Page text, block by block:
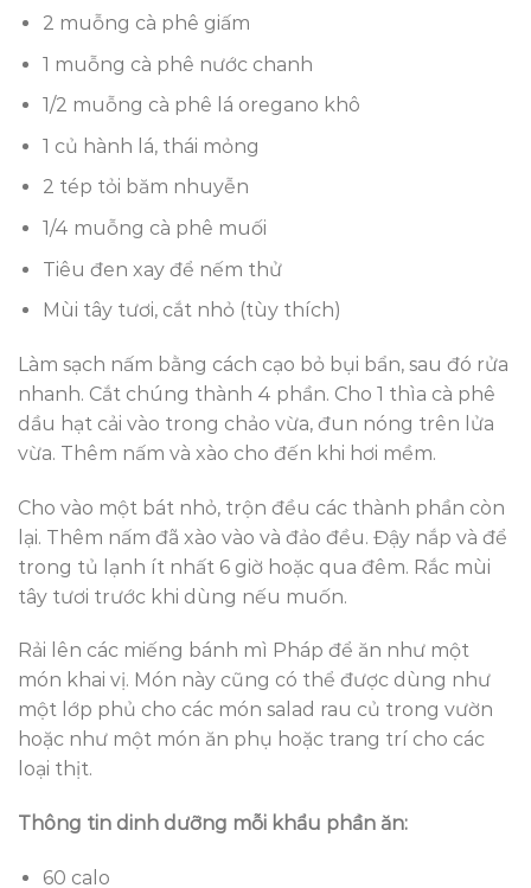
2 muỗng cà phê giấm
1 muỗng cà phê nước chanh
1/2 muỗng cà phê lá oregano khô
1 củ hành lá, thái mỏng
2 tép tỏi băm nhuyễn
1/4 muỗng cà phê muối
Tiêu đen xay để nếm thử
Mùi tây tươi, cắt nhỏ (tùy thích)
Làm sạch nấm bằng cách cạo bỏ bụi bẩn, sau đó rửa
nhanh. Cắt chúng thành 4 phần. Cho 1 thìa cà phê
dầu hạt cải vào trong chảo vừa, đun nóng trên lửa
vừa. Thêm nấm và xào cho đến khi hơi mềm.
Cho vào một bát nhỏ, trộn đều các thành phần còn
lại. Thêm nấm đã xào vào và đảo đều. Đậy nắp và để
trong tủ lạnh ít nhất 6 giờ hoặc qua đêm. Rắc mùi
tây tươi trước khi dùng nếu muốn.
Rải lên các miếng bánh mì Pháp để ăn như một
món khai vị. Món này cũng có thể được dùng như
một lớp phủ cho các món salad rau củ trong vườn
hoặc như một món ăn phụ hoặc trang trí cho các
loại thịt.
Thông tin dinh dưỡng mỗi khẩu phần ăn:
60 calo